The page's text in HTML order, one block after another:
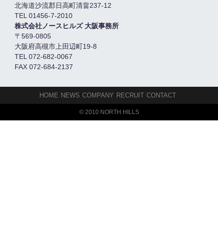
北海道沙流郡日高町清畠237-12
TEL 01456-7-2010
株式会社ノースヒルズ 大阪事務所
〒569-0805
大阪府高槻市上田辺町19-8
TEL 072-682-0067
FAX 072-684-2137
HOME NEWS COMPANY RECRUIT CONTACT
© 2010 NORTH HILLS